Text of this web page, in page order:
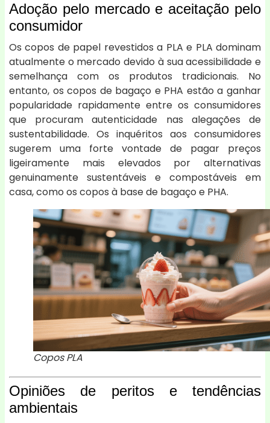
Adoção pelo mercado e aceitação pelo
consumidor
Os copos de papel revestidos a PLA e PLA dominam
atualmente o mercado devido à sua acessibilidade e
semelhança com os produtos tradicionais. No
entanto, os copos de bagaço e PHA estão a ganhar
popularidade rapidamente entre os consumidores
que procuram autenticidade nas alegações de
sustentabilidade. Os inquéritos aos consumidores
sugerem uma forte vontade de pagar preços
ligeiramente mais elevados por alternativas
genuinamente sustentáveis e compostáveis em
casa, como os copos à base de bagaço e PHA.
Copos PLA
Opiniões de peritos e tendências
ambientais